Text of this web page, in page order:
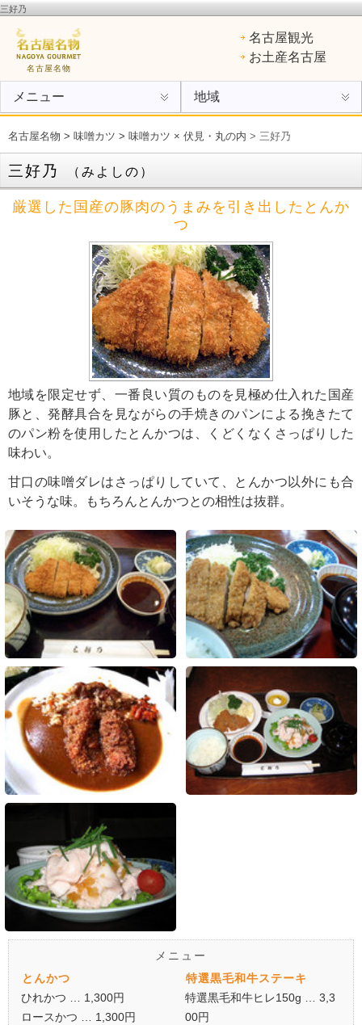
三好乃
けスパ、小倉トースト、ういろう
名古屋名物
名古屋観光
お土産名古屋
メニュー 地域
名古屋名物 > 味噌カツ > 味噌カツ × 伏見・丸の内 > 三好乃
三好乃 （みよしの）
厳選した国産の豚肉のうまみを引き出したとんか
つ
地域を限定せず、一番良い質のものを見極め仕入れた国産
豚と、発酵具合を見ながらの手焼きのパンによる挽きたて
のパン粉を使用したとんかつは、くどくなくさっぱりした
味わい。
甘口の味噌ダレはさっぱりしていて、とんかつ以外にも合
いそうな味。もちろんとんかつとの相性は抜群。
メニュー
とんかつ
ひれかつ … 1,300円
ロースかつ … 1,300円
特選黒毛和牛ステーキ
特選黒毛和牛ヒレ150g … 3,3
00円